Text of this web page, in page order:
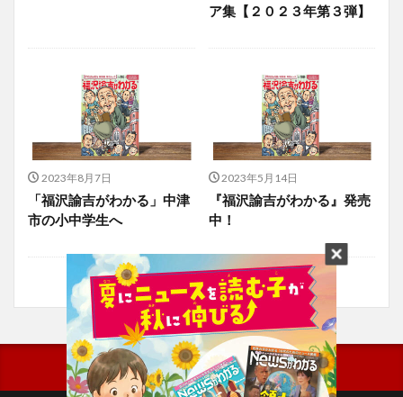
ア集【２０２３年第３弾】
2023年8月7日
「福沢諭吉がわかる」中津
市の小中学生へ
2023年5月14日
『福沢諭吉がわかる』発売
中！